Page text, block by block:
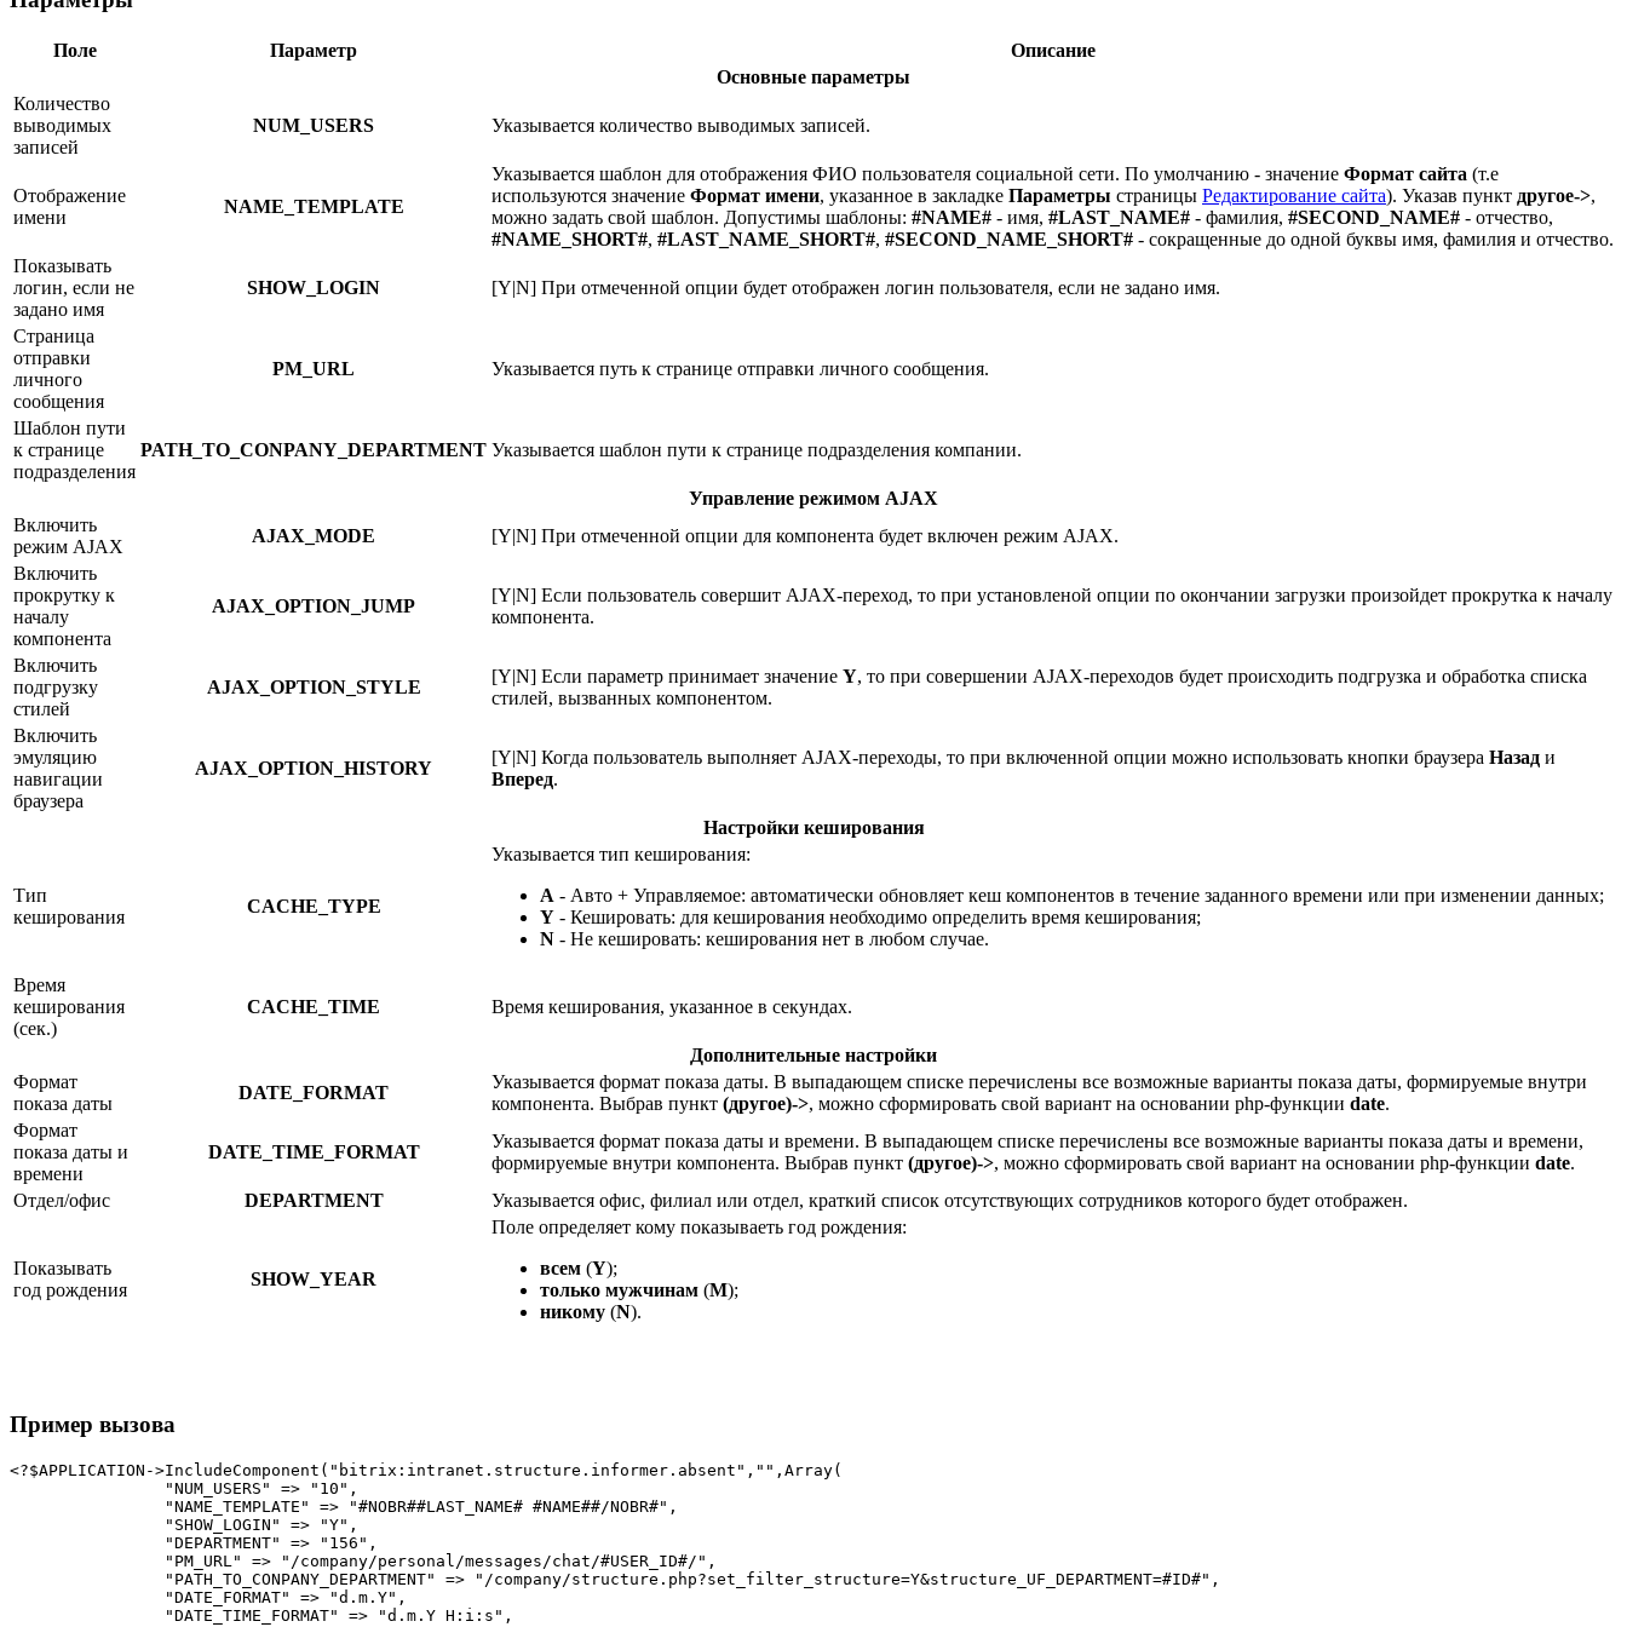
Поле Параметр
Описание
Основные параметры
Количество
выводимых
записей
NUM_USERS Указывается количество выводимых записей.
Отображение
имени
NAME_TEMPLATE
Указывается шаблон для отображения ФИО пользователя социальной сети. По умолчанию - значение Формат сайта (т.е
используются значение Формат имени, указанное в закладке Параметры страницы Редактирование сайта). Указав пункт другое->,
можно задать свой шаблон. Допустимы шаблоны: #NAME# - имя, #LAST_NAME# - фамилия, #SECOND_NAME# - отчество,
#NAME_SHORT#, #LAST_NAME_SHORT#, #SECOND_NAME_SHORT# - сокращенные до одной буквы имя, фамилия и отчество.
Показывать
логин, если не
задано имя
SHOW_LOGIN [Y|N] При отмеченной опции будет отображен логин пользователя, если не задано имя.
Страница
отправки
личного
сообщения
PM_URL Указывается путь к странице отправки личного сообщения.
Шаблон пути
к странице
подразделения
PATH_TO_CONPANY_DEPARTMENT Указывается шаблон пути к странице подразделения компании.
Управление режимом AJAX
Включить
режим AJAX
AJAX_MODE
[Y|N] При отмеченной опции для компонента будет включен режим AJAX.
Включить
прокрутку к
началу
компонента
AJAX_OPTION_JUMP
[Y|N] Если пользователь совершит AJAX-переход, то при установленой опции по окончании загрузки произойдет прокрутка к началу
компонента.
Включить
подгрузку
стилей
AJAX_OPTION_STYLE
[Y|N] Если параметр принимает значение Y, то при совершении AJAX-переходов будет происходить подгрузка и обработка списка
стилей, вызванных компонентом.
Включить
эмуляцию
навигации
браузера
AJAX_OPTION_HISTORY
[Y|N] Когда пользователь выполняет AJAX-переходы, то при включенной опции можно использовать кнопки браузера Назад и
Вперед.
Настройки кеширования
Тип
кеширования
CACHE_TYPE
Указывается тип кеширования:
A - Авто + Управляемое: автоматически обновляет кеш компонентов в течение заданного времени или при изменении данных;
Y - Кешировать: для кеширования необходимо определить время кеширования;
N - Не кешировать: кеширования нет в любом случае.
Время
кеширования
(сек.)
CACHE_TIME Время кеширования, указанное в секундах.
Дополнительные настройки
Формат
показа даты
DATE_FORMAT
Указывается формат показа даты. В выпадающем списке перечислены все возможные варианты показа даты, формируемые внутри
компонента. Выбрав пункт (другое)->, можно сформировать свой вариант на основании php-функции date.
Формат
показа даты и
времени
DATE_TIME_FORMAT
Указывается формат показа даты и времени. В выпадающем списке перечислены все возможные варианты показа даты и времени,
формируемые внутри компонента. Выбрав пункт (другое)->, можно сформировать свой вариант на основании php-функции date.
Отдел/офис
DEPARTMENT Указывается офис, филиал или отдел, краткий список отсутствующих сотрудников которого будет отображен.
Показывать
год рождения
SHOW_YEAR
Поле определяет кому показываеть год рождения:
всем (Y);
только мужчинам (M);
никому (N).
Пример вызова
<?$APPLICATION->IncludeComponent("bitrix:intranet.structure.informer.absent","",Array(